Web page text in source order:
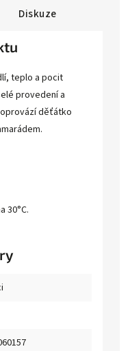
Diskuze
teplo a pocit
provedení a
děťátko
30°C.